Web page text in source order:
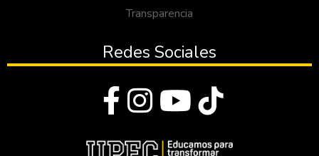
Transparencia
Redes Sociales